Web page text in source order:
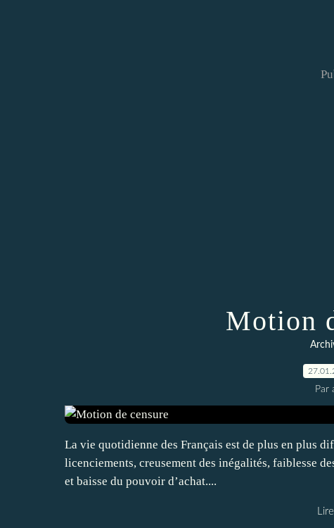
Motion
Par
La vie quotidienne des Français est de plus en plus
licenciements, creusement des inégalités, faiblesse
et baisse du pouvoir d’achat....